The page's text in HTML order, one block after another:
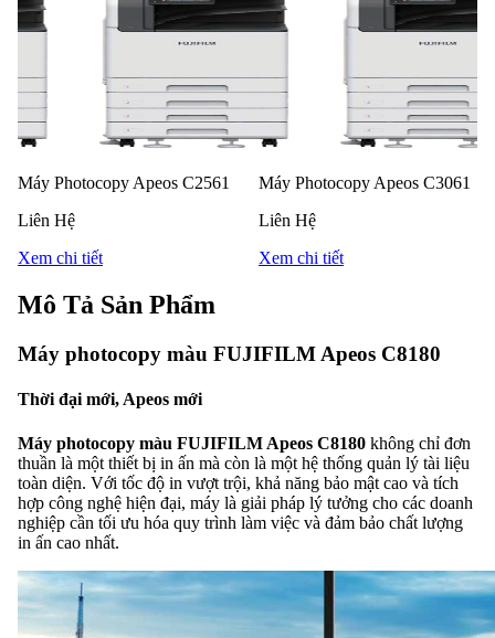
Máy Photocopy Apeos C2561
Liên Hệ
Xem chi tiết
Máy Photocopy Apeos C3061
Liên Hệ
Xem chi tiết
Mô Tả Sản Phẩm
Máy photocopy màu FUJIFILM Apeos C8180
Thời đại mới, Apeos mới
Máy photocopy màu FUJIFILM Apeos C8180 không chỉ đơn
thuần là một thiết bị in ấn mà còn là một hệ thống quản lý tài liệu
toàn diện. Với tốc độ in vượt trội, khả năng bảo mật cao và tích
hợp công nghệ hiện đại, máy là giải pháp lý tưởng cho các doanh
nghiệp cần tối ưu hóa quy trình làm việc và đảm bảo chất lượng
in ấn cao nhất.